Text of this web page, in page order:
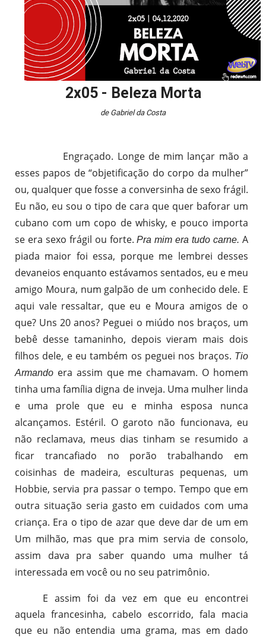
2x05 - Beleza Morta
de Gabriel da Costa
Engraçado. Longe de mim lançar mão a
esses papos de “objetificação do corpo da mulher”
ou, qualquer que fosse a conversinha de sexo frágil.
Eu não, eu sou o tipo de cara que quer baforar um
cubano com um copo de whisky, e pouco importa
se era sexo frágil ou forte.Pra mim era tudo carne.A
piada maior foi essa, porque me lembrei desses
devaneios enquanto estávamos sentados, eu e meu
amigo Moura, num galpão de um conhecido dele. E
aqui vale ressaltar, que eu e Moura amigos de o
que? Uns 20 anos? Peguei o miúdo nos braços, um
bebê desse tamaninho, depois vieram mais dois
filhos dele, e eu também os peguei nos braços. Tio
Armando era assim que me chamavam. O homem
tinha uma família digna de inveja. Uma mulher linda
e uma prole que eu e minha esposa nunca
alcançamos. Estéril. O garoto não funcionava, eu
não reclamava, meus dias tinham se resumido a
ficar trancafiado no porão trabalhando em
coisinhas de madeira, esculturas pequenas, um
Hobbie, servia pra passar o tempo. Tempo que em
outra situação seria gasto em cuidados com uma
criança. Era o tipo de azar que deve dar de um em
Um milhão, mas que pra mim servia de consolo,
assim dava pra saber quando uma mulher tá
interessada em você ou no seu patrimônio.
E assim foi da vez em que eu encontrei
aquela francesinha, cabelo escorrido, fala macia
que eu não entendia uma grama, mas em dado